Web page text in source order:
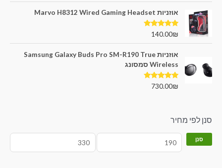
אוזניות Marvo H8312 Wired Gaming Headset
דורג5.00
140.00₪
אוזניות Samsung Galaxy Buds Pro SM-R190 True
Wireless סמסונג
דורג5.00
730.00₪
סנן לפי מחיר
סנן